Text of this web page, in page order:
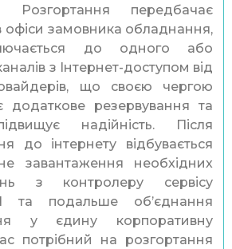
Розгортання передбачає
офіси замовника обладнання,
до одного або
з Інтернет-доступом від
що своєю чергою
додаткове резервування та
надійність. Після
до інтернету відбувається
завантаження необхідних
з контролеру сервісу
та подальше об’єднання
у єдину корпоративну
потрібний на розгортання